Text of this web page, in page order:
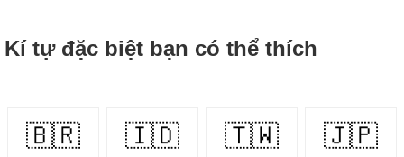
Kí tự đặc biệt bạn có thể thích
🇧🇷 🇮🇩 🇹🇼 🇯🇵